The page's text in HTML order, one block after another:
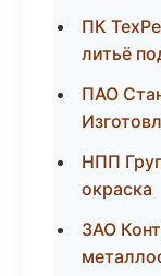
ПК
литьё
ПАО
НПП
окраска
ЗАО